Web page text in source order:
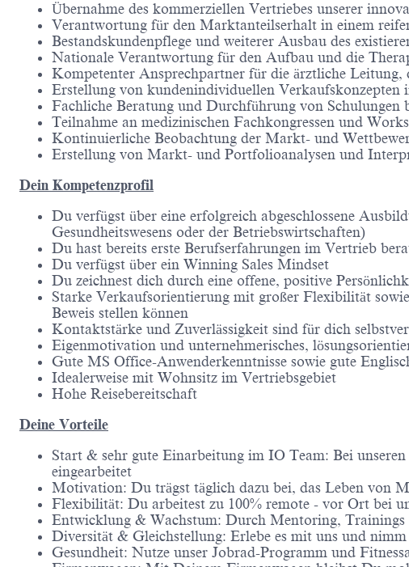
Übernahme des kommerziellen Vertriebes unserer
Verantwortung für den Marktanteilserhalt in einem
Bestandskundenpflege und weiterer Ausbau des
Nationale Verantwortung für den Aufbau und die
Kompetenter Ansprechpartner für die ärztliche Leitung,
Erstellung von kundenindividuellen Verkaufskonzepten
Fachliche Beratung und Durchführung von Schulungen
Teilnahme an medizinischen Fachkongressen und
Kontinuierliche Beobachtung der Markt- und
Erstellung von Markt- und Portfolioanalysen und
Dein Kompetenzprofil
Du verfügst über eine erfolgreich abgeschlossene
Gesundheitswesens oder der Betriebswirtschaften)
Du hast bereits erste Berufserfahrungen im Vertrieb
Du verfügst über ein Winning Sales Mindset
Du zeichnest dich durch eine offene, positive
Starke Verkaufsorientierung mit großer Flexibilität
Beweis stellen können
Kontaktstärke und Zuverlässigkeit sind für dich
Eigenmotivation und unternehmerisches,
Gute MS Office-Anwenderkenntnisse sowie gute
Idealerweise mit Wohnsitz im Vertriebsgebiet
Hohe Reisebereitschaft
Deine Vorteile
Start & sehr gute Einarbeitung im IO Team: Bei
eingearbeitet
Motivation: Du trägst täglich dazu bei, das Leben von
Flexibilität: Du arbeitest zu 100% remote - vor Ort bei
Entwicklung & Wachstum: Durch Mentoring, Trainings
Diversität & Gleichstellung: Erlebe es mit uns und
Gesundheit: Nutze unser Jobrad-Programm und